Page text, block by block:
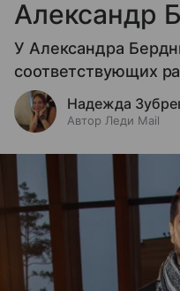
Александр
У Александра
соответствующих
Надежда
Автор Леди Mail